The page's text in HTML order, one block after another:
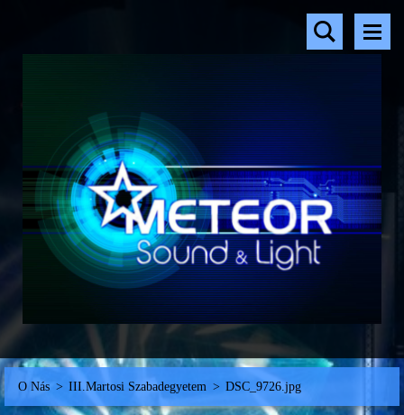
O Nás > III.Martosi Szabadegyetem > DSC_9726.jpg